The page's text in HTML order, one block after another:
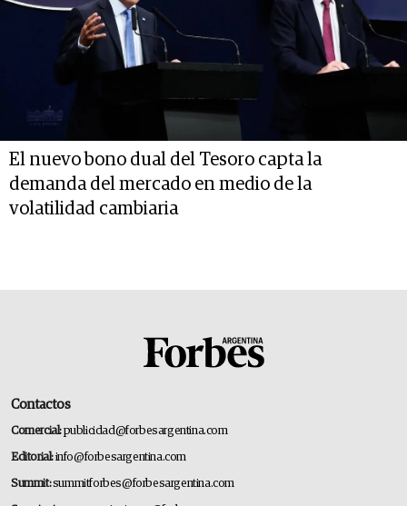
El nuevo bono dual del Tesoro capta la
demanda del mercado en medio de la
volatilidad cambiaria
Contactos
Comercial:publicidad@forbesargentina.com
Editorial:info@forbesargentina.com
Summit:summitforbes@forbesargentina.com